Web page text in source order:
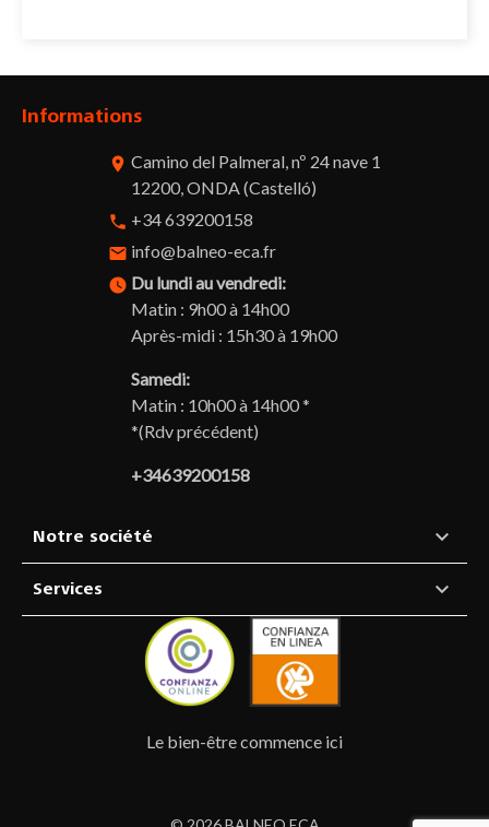
Informations
room Camino del Palmeral, nº 24 nave 1
12200, ONDA (Castelló)
phone +34 639200158
email info@balneo-eca.fr
watch_later Du lundi au vendredi:
Matin : 9h00 à 14h00
Après-midi : 15h30 à 19h00
Samedi:
Matin : 10h00 à 14h00 *
*(Rdv précédent)
+34639200158
Notre société 
Services 
Le bien-être commence ici